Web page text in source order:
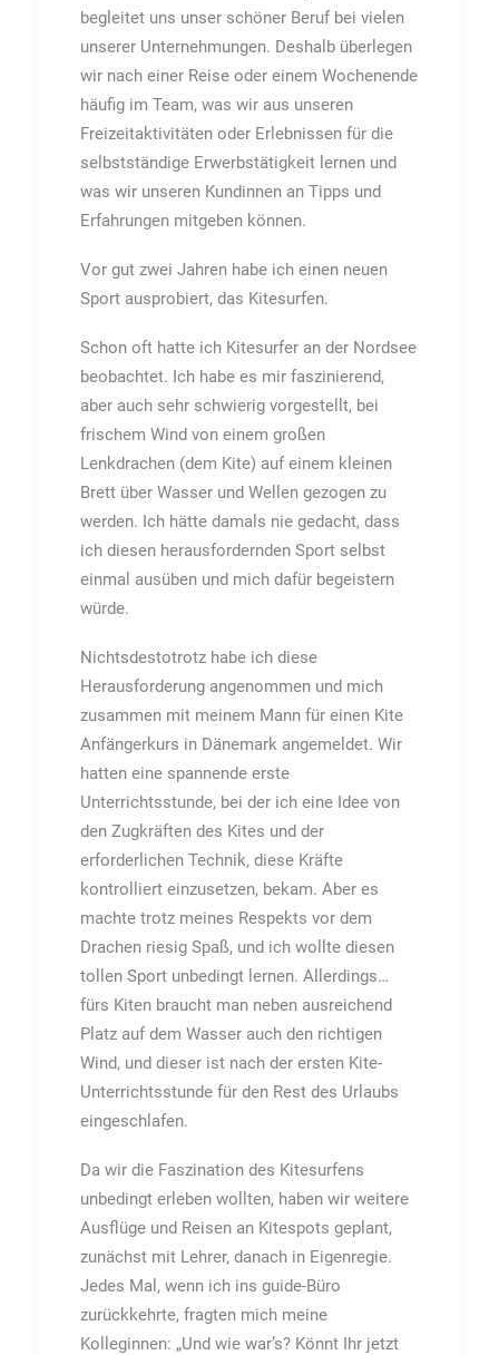
begleitet uns unser schöner Beruf bei vielen
unserer Unternehmungen. Deshalb überlegen
wir nach einer Reise oder einem Wochenende
häufig im Team, was wir aus unseren
Freizeitaktivitäten oder Erlebnissen für die
selbstständige Erwerbstätigkeit lernen und
was wir unseren Kundinnen an Tipps und
Erfahrungen mitgeben können.
Vor gut zwei Jahren habe ich einen neuen
Sport ausprobiert, das Kitesurfen.
Schon oft hatte ich Kitesurfer an der Nordsee
beobachtet. Ich habe es mir faszinierend,
aber auch sehr schwierig vorgestellt, bei
frischem Wind von einem großen
Lenkdrachen (dem Kite) auf einem kleinen
Brett über Wasser und Wellen gezogen zu
werden. Ich hätte damals nie gedacht, dass
ich diesen herausfordernden Sport selbst
einmal ausüben und mich dafür begeistern
würde.
Nichtsdestotrotz habe ich diese
Herausforderung angenommen und mich
zusammen mit meinem Mann für einen Kite
Anfängerkurs in Dänemark angemeldet. Wir
hatten eine spannende erste
Unterrichtsstunde, bei der ich eine Idee von
den Zugkräften des Kites und der
erforderlichen Technik, diese Kräfte
kontrolliert einzusetzen, bekam. Aber es
machte trotz meines Respekts vor dem
Drachen riesig Spaß, und ich wollte diesen
tollen Sport unbedingt lernen. Allerdings…
fürs Kiten braucht man neben ausreichend
Platz auf dem Wasser auch den richtigen
Wind, und dieser ist nach der ersten Kite-
Unterrichtsstunde für den Rest des Urlaubs
eingeschlafen.
Da wir die Faszination des Kitesurfens
unbedingt erleben wollten, haben wir weitere
Ausflüge und Reisen an Kitespots geplant,
zunächst mit Lehrer, danach in Eigenregie.
Jedes Mal, wenn ich ins guide-Büro
zurückkehrte, fragten mich meine
Kolleginnen: „Und wie war’s? Könnt Ihr jetzt